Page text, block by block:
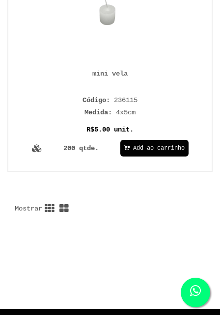
mini vela
Código: 236115
Medida: 4x5cm
R$5.00 unit.
200 qtde. Add ao carrinho
Mostrar